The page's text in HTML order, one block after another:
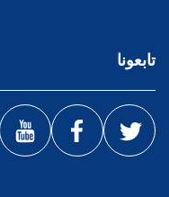
تابعونا